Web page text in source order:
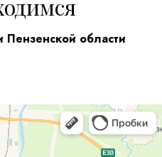
Пензенской области